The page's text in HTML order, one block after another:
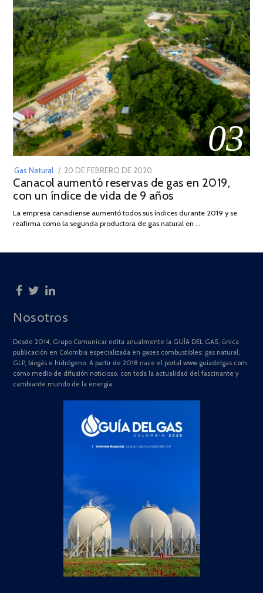
03
Gas Natural
POSTED
ON
20 DE FEBRERO DE 2020
DE
JULIO
2025
Canacol aumentó reservas de gas en 2019,
con un índice de vida de 9 años
La empresa canadiense aumentó todos sus índices durante 2019 y se
reafirma como la segunda productora de gas natural en …
Nosotros
Desde 2014, Grupo Comunicar edita anualmente la GUÍA DEL GAS, única
publicación en Colombia especializada en gases combustibles: gas natural,
GLP, biogás e hidrógeno. A partir de 2018 nace el portal www.guiadelgas.com
como medio de difusión noticioso, con toda la actualidad del fascinante y
cambiante mundo de la energía.